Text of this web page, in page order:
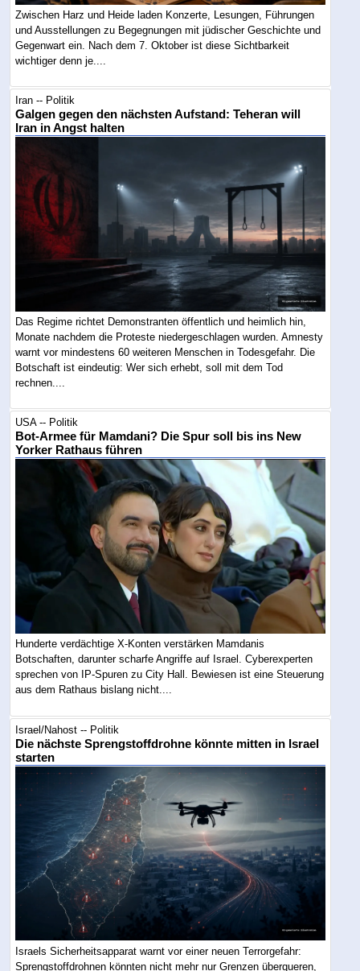
Zwischen Harz und Heide laden Konzerte, Lesungen, Führungen
und Ausstellungen zu Begegnungen mit jüdischer Geschichte und
Gegenwart ein. Nach dem 7. Oktober ist diese Sichtbarkeit
wichtiger denn je....
Iran -- Politik
Galgen gegen den nächsten Aufstand: Teheran will
Iran in Angst halten
Das Regime richtet Demonstranten öffentlich und heimlich hin,
Monate nachdem die Proteste niedergeschlagen wurden. Amnesty
warnt vor mindestens 60 weiteren Menschen in Todesgefahr. Die
Botschaft ist eindeutig: Wer sich erhebt, soll mit dem Tod
rechnen....
USA -- Politik
Bot-Armee für Mamdani? Die Spur soll bis ins New
Yorker Rathaus führen
Hunderte verdächtige X-Konten verstärken Mamdanis
Botschaften, darunter scharfe Angriffe auf Israel. Cyberexperten
sprechen von IP-Spuren zu City Hall. Bewiesen ist eine Steuerung
aus dem Rathaus bislang nicht....
Israel/Nahost -- Politik
Die nächste Sprengstoffdrohne könnte mitten in Israel
starten
Israels Sicherheitsapparat warnt vor einer neuen Terrorgefahr:
Sprengstoffdrohnen könnten nicht mehr nur Grenzen überqueren,